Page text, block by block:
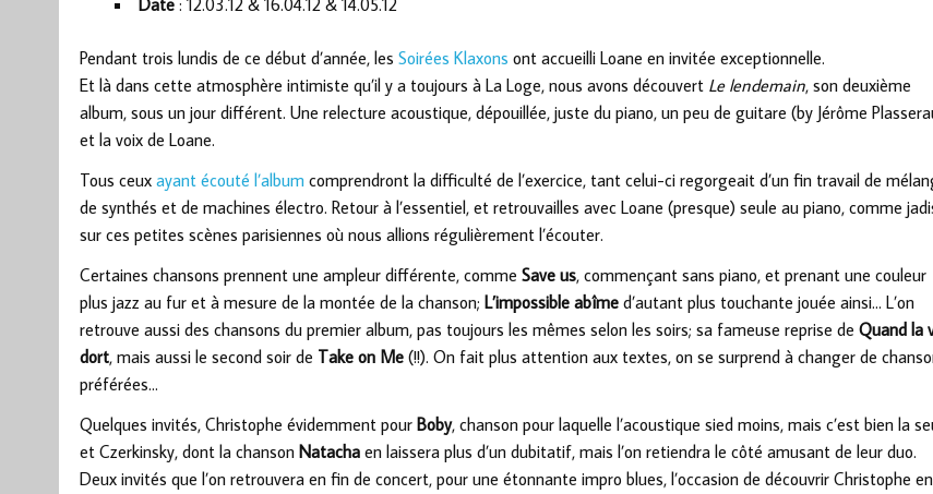
Date: 12.03.12 & 16.04.12 & 14.05.12
Pendant trois lundis de ce début d’année, les Soirées Klaxons ont accueilli Loane en invitée exceptionnelle.
Et là dans cette atmosphère intimiste qu’il y a toujours à La Loge, nous avons découvert Le lendemain, son deuxième
album, sous un jour différent. Une relecture acoustique, dépouillée, juste du piano, un peu de guitare (by Jérôme
et la voix de Loane.
Tous ceux ayant écouté l’albumcomprendront la difficulté de l’exercice, tant celui-ci regorgeait d’un fin travail de
de synthés et de machines électro. Retour à l’essentiel, et retrouvailles avec Loane (presque) seule au piano, comme
sur ces petites scènes parisiennes où nous allions régulièrement l’écouter.
Certaines chansons prennent une ampleur différente, comme Save us, commençant sans piano, et prenant une couleur
plus jazz au fur et à mesure de la montée de la chanson; L’impossible abîmed’autant plus touchante jouée ainsi… L’on
retrouve aussi des chansons du premier album, pas toujours les mêmes selon les soirs; sa fameuse reprise de Quand la
dort, mais aussi le second soir de Take on Me(!!). On fait plus attention aux textes, on se surprend à changer de
préférées…
Quelques invités, Christophe évidemment pour Boby, chanson pour laquelle l’acoustique sied moins, mais c’est bien la
et Czerkinsky, dont la chanson Natachaen laissera plus d’un dubitatif, mais l’on retiendra le côté amusant de leur duo.
Deux invités que l’on retrouvera en fin de concert, pour une étonnante impro blues, l’occasion de découvrir Christophe en